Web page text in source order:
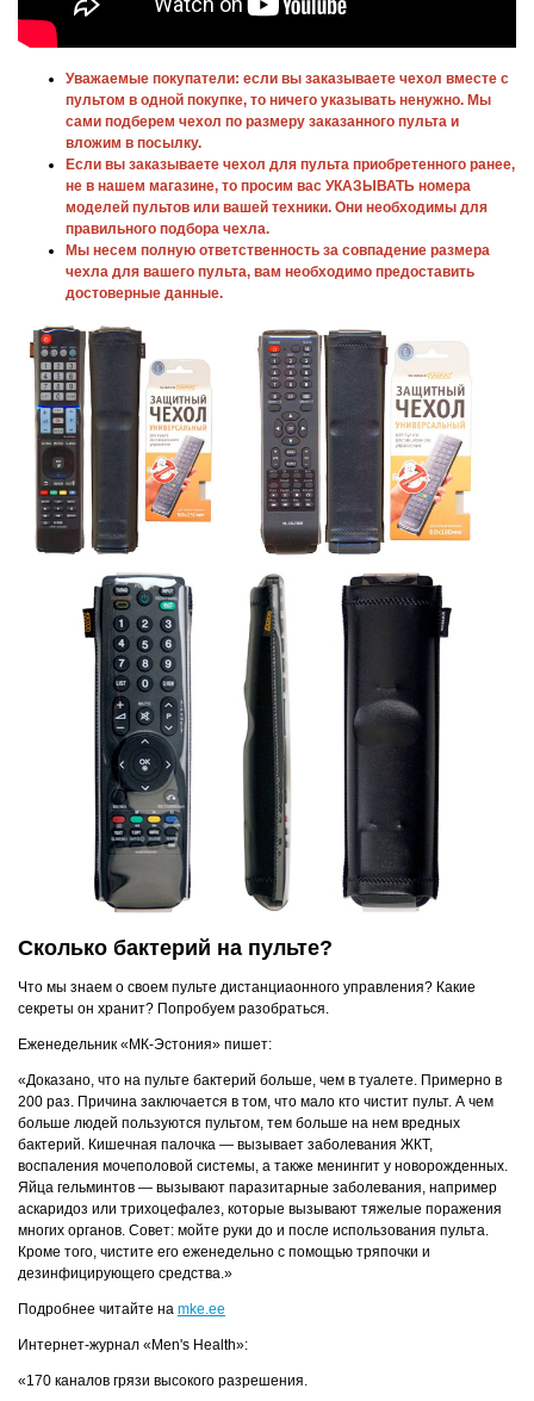
Уважаемые покупатели: если вы заказываете чехол вместе с
пультом в одной покупке, то ничего указывать ненужно. Мы
сами подберем чехол по размеру заказанного пульта и
вложим в посылку.
Если вы заказываете чехол для пульта приобретенного ранее,
не в нашем магазине, то просим вас УКАЗЫВАТЬ номера
моделей пультов или вашей техники. Они необходимы для
правильного подбора чехла.
Мы несем полную ответственность за совпадение размера
чехла для вашего пульта, вам необходимо предоставить
достоверные данные.
Сколько бактерий на пульте?
Что мы знаем о своем пульте дистанциаонного управления? Какие
секреты он хранит? Попробуем разобраться.
Еженедельник «МК-Эстония» пишет:
«Доказано, что на пульте бактерий больше, чем в туалете. Примерно в
200 раз. Причина заключается в том, что мало кто чистит пульт. А чем
больше людей пользуются пультом, тем больше на нем вредных
бактерий. Кишечная палочка — вызывает заболевания ЖКТ,
воспаления мочеполовой системы, а также менингит у новорожденных.
Яйца гельминтов — вызывают паразитарные заболевания, например
аскаридоз или трихоцефалез, которые вызывают тяжелые поражения
многих органов. Совет: мойте руки до и после использования пульта.
Кроме того, чистите его еженедельно с помощью тряпочки и
дезинфицирующего средства.»
Подробнее читайте на mke.ee
Интернет-журнал «Men's Health»:
«170 каналов грязи высокого разрешения.